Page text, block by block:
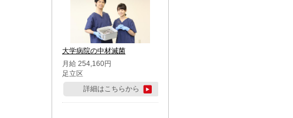
大学病院の中材滅菌
月給 254,160円
足立区
詳細はこちらから